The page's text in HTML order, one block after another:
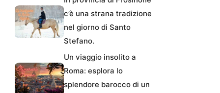
c’è una strana tradizione
nel giorno di Santo
Stefano.
Un viaggio insolito a
Roma: esplora lo
splendore barocco di un